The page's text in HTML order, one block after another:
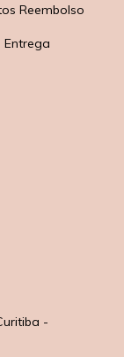
Reembolso
Entrega
-